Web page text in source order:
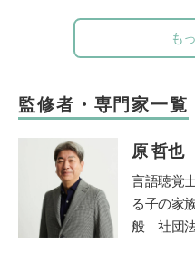
も
監修者・専門家一覧
原 哲也
言語聴覚
る子の家
般
社団